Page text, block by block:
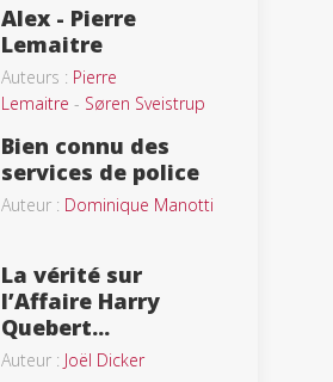
Alex - Pierre
Lemaitre
Auteurs : Pierre
Lemaitre - Søren Sveistrup
Bien connu des
services de police
Auteur : Dominique Manotti
La vérité sur
l’Affaire Harry
Quebert...
Auteur : Joël Dicker